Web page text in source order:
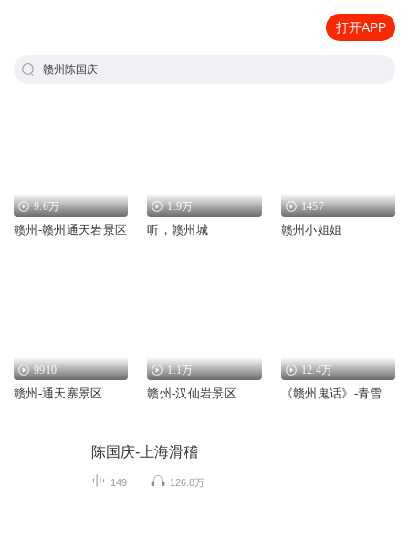
打开APP
赣州陈国庆
9.6万
赣州-赣州通天岩景区
1.9万
听，赣州城
1457
赣州小姐姐
9910
赣州-通天寨景区
1.1万
赣州-汉仙岩景区
12.4万
《赣州鬼话》-青雪
陈国庆-上海滑稽
149 126.8万